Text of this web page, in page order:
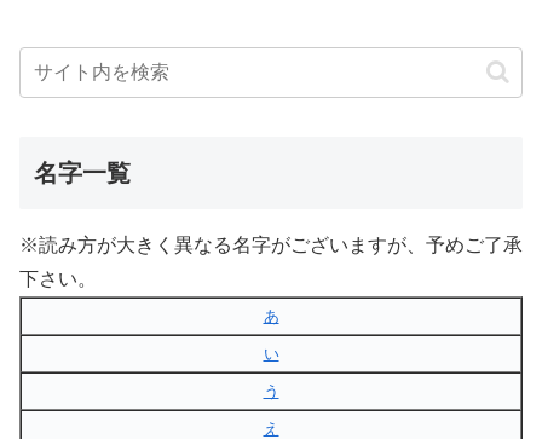
名字一覧
※読み方が大きく異なる名字がございますが、予めご了承
下さい。
あ
い
う
え